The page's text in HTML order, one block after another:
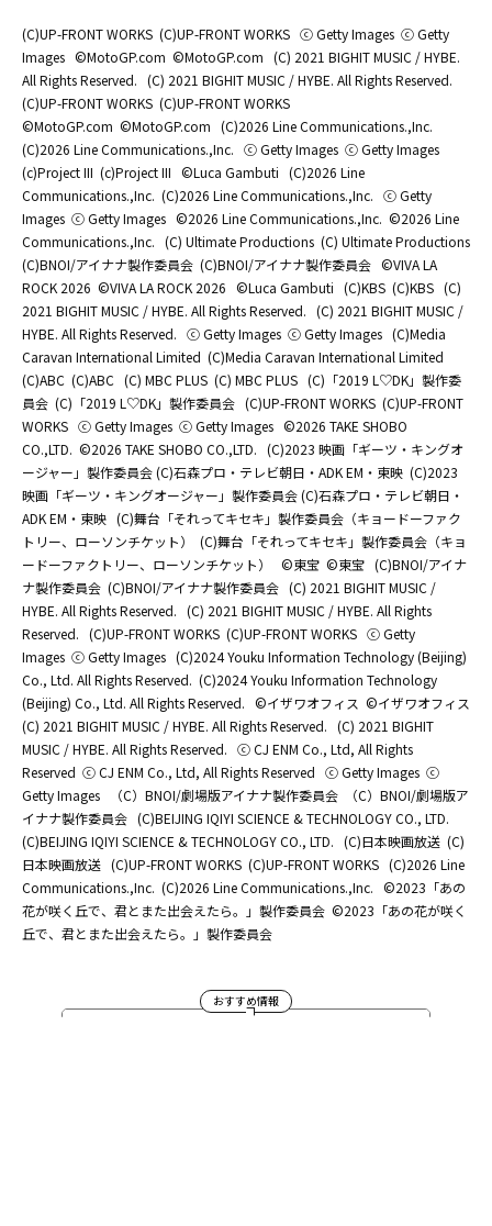
(C)UP-FRONT WORKS (C)UP-FRONT WORKS ⓒ Getty Images ⓒ Getty
Images ©MotoGP.com ©MotoGP.com (C) 2021 BIGHIT MUSIC / HYBE.
All Rights Reserved. (C) 2021 BIGHIT MUSIC / HYBE. All Rights Reserved.
(C)UP-FRONT WORKS (C)UP-FRONT WORKS
©MotoGP.com ©MotoGP.com (C)2026 Line Communications.,Inc.
(C)2026 Line Communications.,Inc. ⓒ Getty Images ⓒ Getty Images
(c)Project III (c)Project III ©Luca Gambuti (C)2026 Line
Communications.,Inc. (C)2026 Line Communications.,Inc. ⓒ Getty
Images ⓒ Getty Images ©2026 Line Communications.,Inc. ©2026 Line
Communications.,Inc. (C) Ultimate Productions (C) Ultimate Productions
(C)BNOI/アイナナ製作委員会 (C)BNOI/アイナナ製作委員会 ©️VIVA LA
ROCK 2026 ©️VIVA LA ROCK 2026 ©Luca Gambuti (C)KBS (C)KBS (C)
2021 BIGHIT MUSIC / HYBE. All Rights Reserved. (C) 2021 BIGHIT MUSIC /
HYBE. All Rights Reserved. ⓒ Getty Images ⓒ Getty Images (C)Media
Caravan International Limited (C)Media Caravan International Limited
(C)ABC (C)ABC (C) MBC PLUS (C) MBC PLUS (C)「2019 L♡DK」製作委
員会 (C)「2019 L♡DK」製作委員会 (C)UP-FRONT WORKS (C)UP-FRONT
WORKS ⓒ Getty Images ⓒ Getty Images ©2026 TAKE SHOBO
CO.,LTD. ©2026 TAKE SHOBO CO.,LTD. (C)2023 映画「ギーツ・キングオ
ージャー」製作委員会 (C)石森プロ・テレビ朝日・ADK EM・東映 (C)2023
映画「ギーツ・キングオージャー」製作委員会 (C)石森プロ・テレビ朝日・
ADK EM・東映 (C)舞台「それってキセキ」製作委員会（キョードーファク
トリー、ローソンチケット）
(C)舞台「それってキセキ」製作委員会（キョ
ードーファクトリー、ローソンチケット）
©東宝 ©東宝 (C)BNOI/アイナ
ナ製作委員会 (C)BNOI/アイナナ製作委員会 (C) 2021 BIGHIT MUSIC /
HYBE. All Rights Reserved. (C) 2021 BIGHIT MUSIC / HYBE. All Rights
Reserved. (C)UP-FRONT WORKS (C)UP-FRONT WORKS ⓒ Getty
Images ⓒ Getty Images (C)2024 Youku Information Technology (Beijing)
Co., Ltd. All Rights Reserved. (C)2024 Youku Information Technology
(Beijing) Co., Ltd. All Rights Reserved. ©イザワオフィス ©イザワオフィス
(C) 2021 BIGHIT MUSIC / HYBE. All Rights Reserved. (C) 2021 BIGHIT
MUSIC / HYBE. All Rights Reserved. ⓒ CJ ENM Co., Ltd, All Rights
Reserved ⓒ CJ ENM Co., Ltd, All Rights Reserved ⓒ Getty Images ⓒ
Getty Images
（C）BNOI/劇場版アイナナ製作委員会
（C）BNOI/劇場版ア
イナナ製作委員会 (C)BEIJING IQIYI SCIENCE & TECHNOLOGY CO., LTD.
(C)BEIJING IQIYI SCIENCE & TECHNOLOGY CO., LTD. (C)日本映画放送 (C)
日本映画放送 (C)UP-FRONT WORKS (C)UP-FRONT WORKS (C)2026 Line
Communications.,Inc. (C)2026 Line Communications.,Inc. ©2023「あの
花が咲く丘で、君とまた出会えたら。」製作委員会 ©2023「あの花が咲く
丘で、君とまた出会えたら。」製作委員会
おすすめ情報